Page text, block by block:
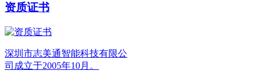
资质证书
深圳市志美通智能科技有限公
司成立于2005年10月。